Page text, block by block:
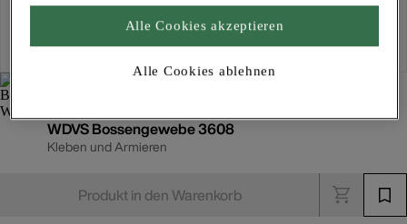
Kostenlose Lieferung
Für Lieferzeiten bitteanmelden
WDVS Bossengewebe 3608
Kleben und Armieren
Produkt in den Warenkorb
Alle Cookies ablehnen
Alle Cookies akzeptieren